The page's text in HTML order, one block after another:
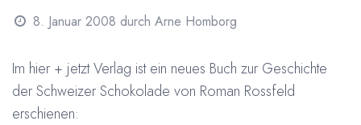
8. Januar 2008 durch Arne Homborg
Im hier + jetzt Verlag ist ein neues Buch zur Geschichte
der Schweizer Schokolade von Roman Rossfeld
erschienen: